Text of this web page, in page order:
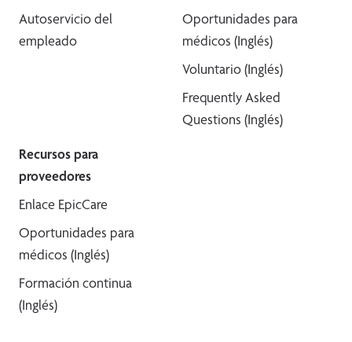
Autoservicio del
empleado
Oportunidades para
médicos (Inglés)
Voluntario (Inglés)
Frequently Asked
Questions (Inglés)
Recursos para
proveedores
Enlace EpicCare
Oportunidades para
médicos (Inglés)
Formación continua
(Inglés)